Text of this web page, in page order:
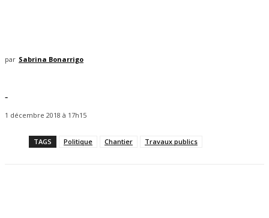
par Sabrina Bonarrigo
-
1 décembre 2018 à 17h15
TAGS Politique Chantier Travaux publics